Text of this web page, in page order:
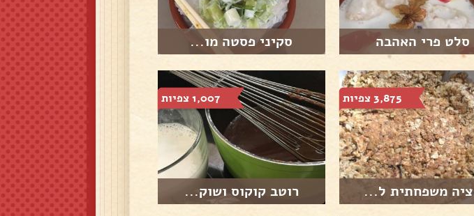
סלט פרי האהבה סקיני פסטה מו...
3,875 צפיות
משפחתית ל...
1,007 צפיות
רוטב קוקוס ושוק...